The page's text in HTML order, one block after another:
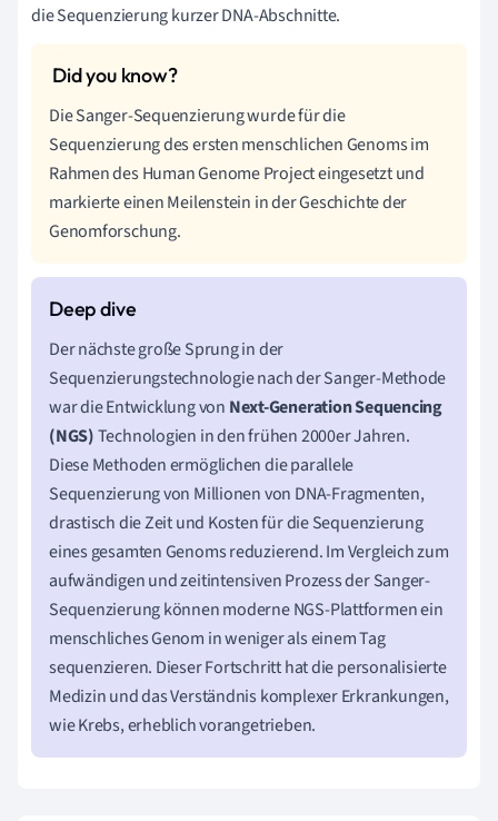
die Sequenzierung kurzer DNA-Abschnitte.
Die Sanger-Sequenzierung wurde für die
Sequenzierung des ersten menschlichen Genoms im
Rahmen des Human Genome Project eingesetzt und
markierte einen Meilenstein in der Geschichte der
Genomforschung.
Der nächste große Sprung in der
Sequenzierungstechnologie nach der Sanger-Methode
war die Entwicklung von Next-Generation Sequencing
(NGS)Technologien in den frühen 2000er Jahren.
Diese Methoden ermöglichen die parallele
Sequenzierung von Millionen von DNA-Fragmenten,
drastisch die Zeit und Kosten für die Sequenzierung
eines gesamten Genoms reduzierend. Im Vergleich zum
aufwändigen und zeitintensiven Prozess der Sanger-
Sequenzierung können moderne NGS-Plattformen ein
menschliches Genom in weniger als einem Tag
sequenzieren. Dieser Fortschritt hat die personalisierte
Medizin und das Verständnis komplexer Erkrankungen,
wie Krebs, erheblich vorangetrieben.